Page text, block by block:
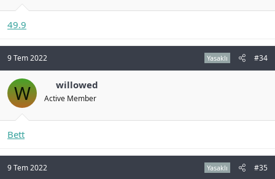
49.9
9 Tem 2022 Yasaklı #34
W willowed
Active Member
Bett
9 Tem 2022 Yasaklı #35